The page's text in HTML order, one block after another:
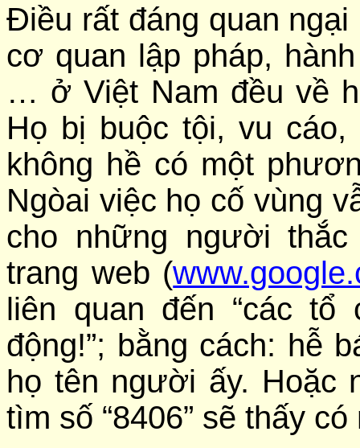
Điều rất đáng quan
cơ quan lập pháp,
… ở Việt Nam đều về
Họ bị buộc tội, vu
không hề có một
Ngòai việc họ cố vùng
cho những người
trang web (
liên quan đến “các
động!”; bằng cách: hễ
họ tên người ấy. Hoặc
tìm số “8406” sẽ thấy